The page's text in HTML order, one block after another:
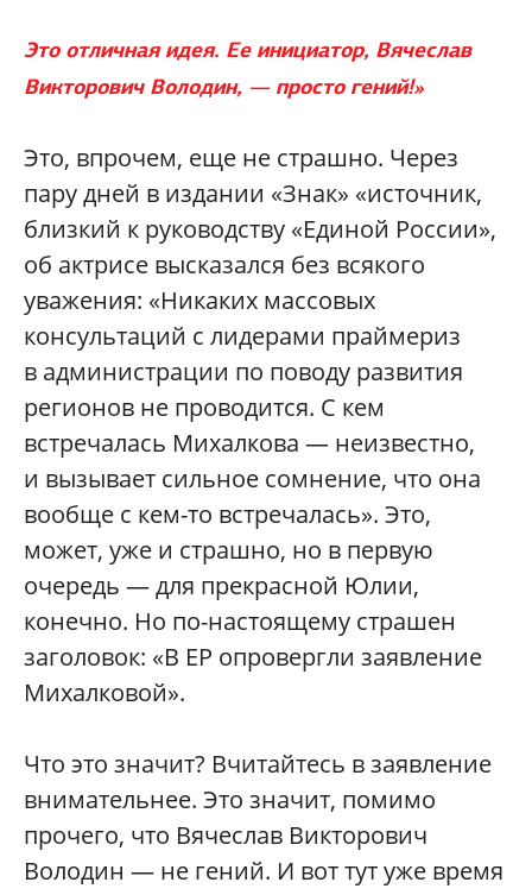
Это отличная идея. Ее инициатор, Вячеслав
Викторович Володин, — просто гений!»
Это, впрочем, еще не страшно. Через
пару дней в издании «Знак» «источник,
близкий к руководству «Единой России»,
об актрисе высказался без всякого
уважения: «Никаких массовых
консультаций с лидерами праймериз
в администрации по поводу развития
регионов не проводится. С кем
встречалась Михалкова — неизвестно,
и вызывает сильное сомнение, что она
вообще с кем-то встречалась». Это,
может, уже и страшно, но в первую
очередь — для прекрасной Юлии,
конечно. Но по-настоящему страшен
заголовок: «В ЕР опровергли заявление
Михалковой».
Что это значит? Вчитайтесь в заявление
внимательнее. Это значит, помимо
прочего, что Вячеслав Викторович
Володин — не гений. И вот тут уже время